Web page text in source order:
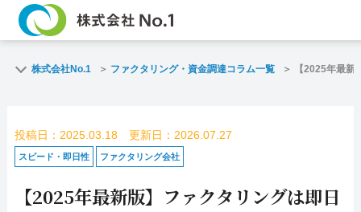
ファクタリン
よくある質問
企業情報 お問い合わせ
株式会社No.1 ファクタリング・資金調達コラム一覧 【2025年最
投稿日：2025.03.18 更新日：2026.07.27
スピード・即日性 ファクタリング会社
【2025年最新版】ファクタリングは即日